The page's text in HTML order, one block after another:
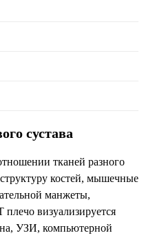
сустава
тканей разного
костей, мышечные
манжеты,
визуализируется
УЗИ, компьютерной